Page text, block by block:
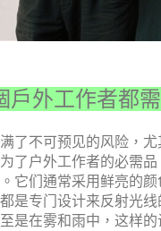
戶外工作者都
了不可预见的风险，
了户外工作者的必需
它们通常采用鲜亮的
是专门设计来反射光
是在雾和雨中，这样